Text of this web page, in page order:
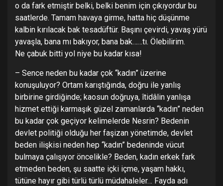
o da fark etmiştir belki, belki benim için çıkıyordur bu
saatlerde. Tamam havaya girme, hatta hiç düşünme
kalbin kırılacak bak tesadüftür. Başını çevirdi, yavaş yürü
yavaşla, bana mı bakıyor, bana bak……tı. Ölebilirim.
Ne çabuk bitti yol niye bu kadar kısa!
– Sence neden bu kadar çok “kadın” üzerine
konuşuluyor? Ortam karıştığında, doğru ile yanlış
birbirine girdiğinde; kaosun doğruya, îtidâlin yanlışa
hizmet ettiği karmaşık güzel zamanlarda “kadın” neden
bu kadar çok geçiyor kelimelerde Nesrin? Bedenin
devlet politiği olduğu her faşizan yönetimde, devlet
beden ilişkisi neden hep “kadın” bedeninde vücut
bulmaya çalışıyor öncelikle? Beden, kadın erkek fark
etmeden beden, şu saatte içki içme, yaşam hakkı,
tütüne hayır gibi türlü türlü müdahaleler… Fayda adı